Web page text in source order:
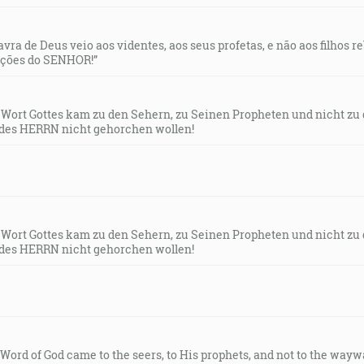
ktorí sa ho boja, a vytrhuje ich. [Ž 34:8]
ktorý hovoril: Teraz sa stalo spasenie a moc a
Krista, lebo je svrhnutý žalobník našich bratov, ktorý
v plameni ohňa z prostredku kra. A videl, že hľa, ker
za pätu a vo svojej mužnej sile kniežatsky zápasil s
v Bét-ele ho našiel, a tam hovoril s nami. [Oz 12:3-4]
de Deus veio aos videntes, aos seus profetas, e não aos filhos
do SENHOR!”
Wort Gottes kam zu den Sehern, zu Seinen Propheten und nicht
HERRN nicht gehorchen wollen!
Wort Gottes kam zu den Sehern, zu Seinen Propheten und nicht
HERRN nicht gehorchen wollen!
of God came to the seers, to His prophets, and not to the